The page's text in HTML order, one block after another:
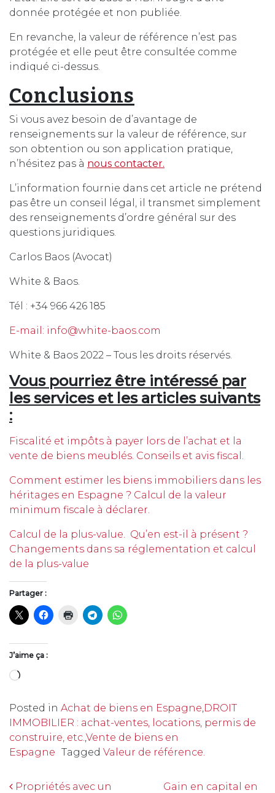
donnée protégée et non publiée.
En revanche, la valeur de référence n’est pas
protégée et elle peut être consultée comme
indiqué ci-dessus.
Conclusions
Si vous avez besoin de d’avantage de
renseignements sur la valeur de référence, sur
son obtention ou son application pratique,
n’hésitez pas à nous contacter.
L’information fournie dans cet article ne prétend
pas être un conseil légal, il transmet simplement
des renseignements d’ordre général sur des
questions juridiques.
Carlos Baos (Avocat)
White & Baos.
Tél : +34 966 426 185
E-mail: info@white-baos.com
White & Baos 2022 – Tous les droits réservés.
Vous pourriez être intéressé par
les services et les articles suivants
:
Fiscalité et impôts à payer lors de l’achat et la
vente de biens meublés. Conseils et avis fiscal.
Comment estimer les biens immobiliers dans les
héritages en Espagne ? Calcul de la valeur
minimum fiscale à déclarer.
Calcul de la plus-value. Qu’en est-il à présent ?
Changements dans sa réglementation et calcul
de la plus-value
Partager :
J’aime ça :
Chargement…
Posted in Achat de biens en Espagne DROIT
IMMOBILIER : achat-ventes, locations, permis de
construire, etc. Vente de biens en
Espagne Tagged Valeur de référence.
Propriétés avec un
Gain en capital en